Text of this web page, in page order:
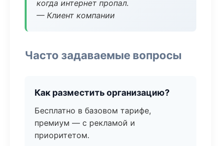
когда интернет пропал.
— Клиент компании
Часто задаваемые вопросы
Как разместить организацию?
Бесплатно в базовом тарифе,
премиум — с рекламой и
приоритетом.